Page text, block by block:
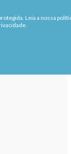
Leia a nossa